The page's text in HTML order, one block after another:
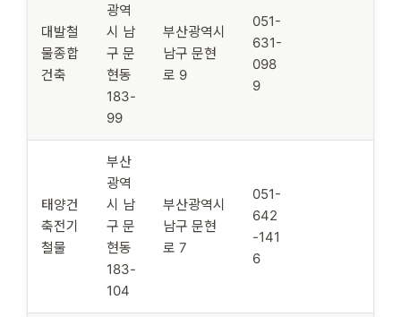
대발철
물종합
건축
광역
시 남
구 문
현동
183-
99
부산광역시
남구 문현
로 9
051-
631-
098
9
태양건
축전기
철물
부산
광역
시 남
구 문
현동
183-
104
부산광역시
남구 문현
로 7
051-
642
-141
6